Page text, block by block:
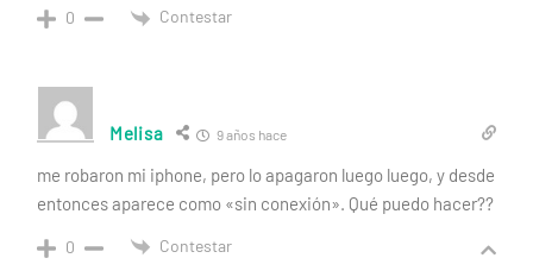
0 Contestar
Melisa 9 años hace
me robaron mi iphone, pero lo apagaron luego luego, y desde
entonces aparece como «sin conexión». Qué puedo hacer??
0 Contestar